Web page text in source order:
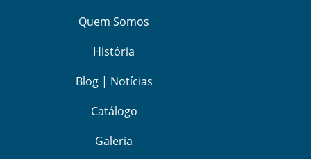
Quem Somos
História
Blog | Notícias
Catálogo
Galeria